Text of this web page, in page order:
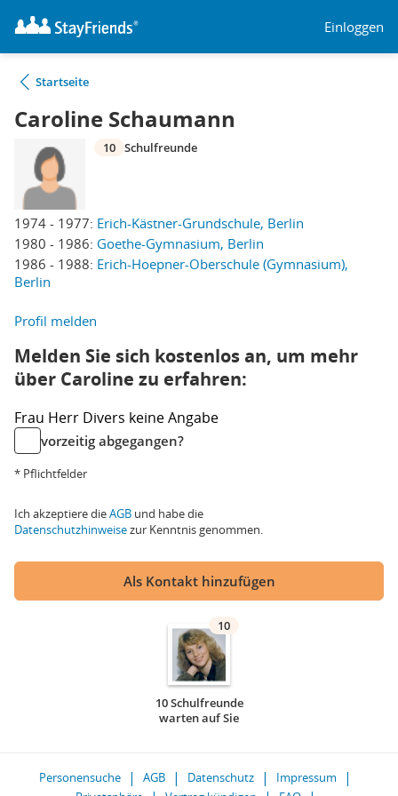
Einloggen
Startseite
Caroline Schaumann
1974 - 1977: Erich-Kästner-Grundschule, Berlin
1980 - 1986: Goethe-Gymnasium, Berlin
1986 - 1988: Erich-Hoepner-Oberschule (Gymnasium),
Berlin
10 Schulfreunde
Profil melden
Melden Sie sich kostenlos an, um mehr
über Caroline zu erfahren:
Frau Herr Divers keine Angabe
vorzeitig abgegangen?
* Pflichtfelder
Ich akzeptiere dieAGB und habe die
Datenschutzhinweisezur Kenntnis genommen.
Als Kontakt hinzufügen
10
10 Schulfreunde
warten auf Sie
Personensuche AGB Datenschutz
Impressum